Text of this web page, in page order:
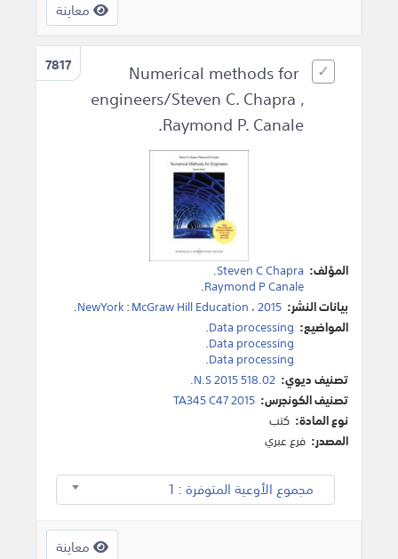
معاينة
7817
Numerical methods for
engineers/Steven C. Chapra ,
Raymond P. Canale.
المؤلف: Steven C Chapra
.
Raymond P Canale
.
بيانات النشر:
NewYork:McGraw Hill Education ،2015
.
المواضيع: Data processing
.
Data processing
.
Data processing
.
تصنيف ديوي: 518.02 N.S 2015.
تصنيف الكونجرس: TA345 C47 2015
نوع المادة: كتب
المصدر: فرع عبري
مجموع الأوعية المتوفرة : 1
معاينة